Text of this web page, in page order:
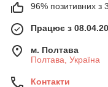
96% позитивних з
Працює з
м. Полтава
Полтава, Україна
Контакти